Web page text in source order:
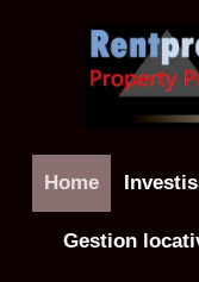
Home
Gestion